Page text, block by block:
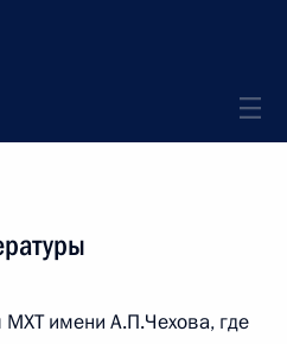
МХТ имени А.П.Чехова, где